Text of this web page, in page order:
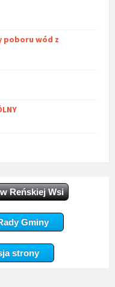
poboru wód z
Reńskiej Wsi
Gminy
strony